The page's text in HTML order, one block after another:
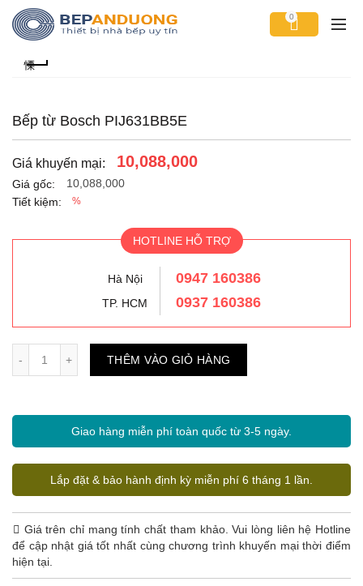
0
Bếp từ Bosch PIJ631BB5E
Giá khuyến mại: 10,088,000
Giá gốc:
10,088,000
Tiết kiệm:
%
HOTLINE HỖ TRỢ
Hà Nội 0947 160386
TP. HCM 0937 160386
THÊM VÀO GIỎ HÀNG
Giao hàng miễn phí toàn quốc từ 3-5 ngày.
Lắp đặt & bảo hành định kỳ miễn phí 6 tháng 1 lần.
Giá trên chỉ mang tính chất tham khảo. Vui lòng liên hệ Hotline
để cập nhật giá tốt nhất cùng chương trình khuyến mại thời điểm
hiện tại.